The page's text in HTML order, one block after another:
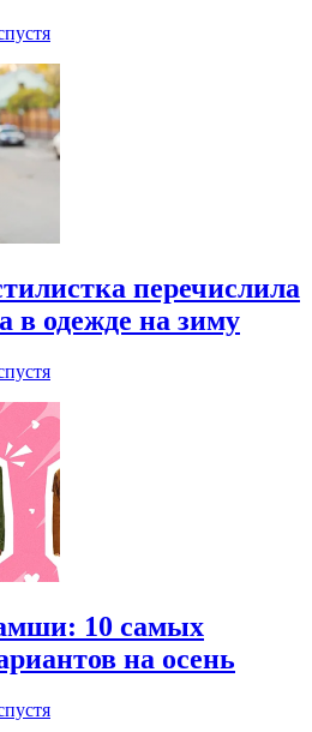
перечислила
в одежде на зиму
10 самых
на осень